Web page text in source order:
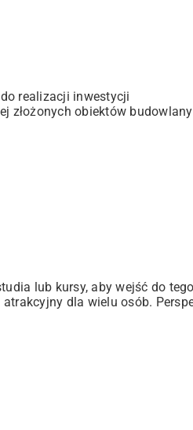
realizacji inwestycji
złożonych obiektów
lub kursy, aby wejść do
dla wielu osób.